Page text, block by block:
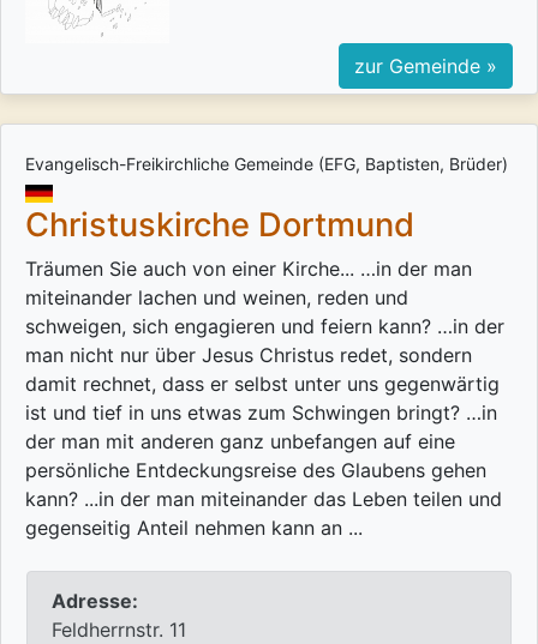
zur Gemeinde »
Evangelisch-Freikirchliche Gemeinde (EFG, Baptisten, Brüder)
Christuskirche Dortmund
Träumen Sie auch von einer Kirche... …in der man
miteinander lachen und weinen, reden und
schweigen, sich engagieren und feiern kann? …in der
man nicht nur über Jesus Christus redet, sondern
damit rechnet, dass er selbst unter uns gegenwärtig
ist und tief in uns etwas zum Schwingen bringt? …in
der man mit anderen ganz unbefangen auf eine
persönliche Entdeckungsreise des Glaubens gehen
kann? ...in der man miteinander das Leben teilen und
gegenseitig Anteil nehmen kann an ...
Adresse:
Feldherrnstr. 11